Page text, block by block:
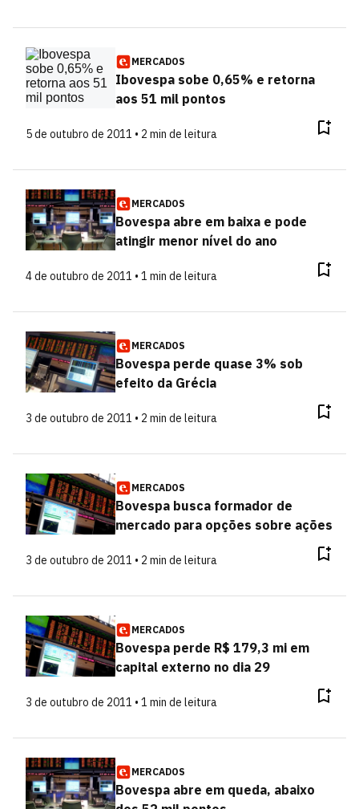
MERCADOS
Ibovespa sobe 0,65% e retorna
aos 51 mil pontos
5 de outubro de 2011 • 2 min de leitura
MERCADOS
Bovespa abre em baixa e pode
atingir menor nível do ano
4 de outubro de 2011 • 1 min de leitura
MERCADOS
Bovespa perde quase 3% sob
efeito da Grécia
3 de outubro de 2011 • 2 min de leitura
MERCADOS
Bovespa busca formador de
mercado para opções sobre ações
3 de outubro de 2011 • 2 min de leitura
MERCADOS
Bovespa perde R$ 179,3 mi em
capital externo no dia 29
3 de outubro de 2011 • 1 min de leitura
MERCADOS
Bovespa abre em queda, abaixo